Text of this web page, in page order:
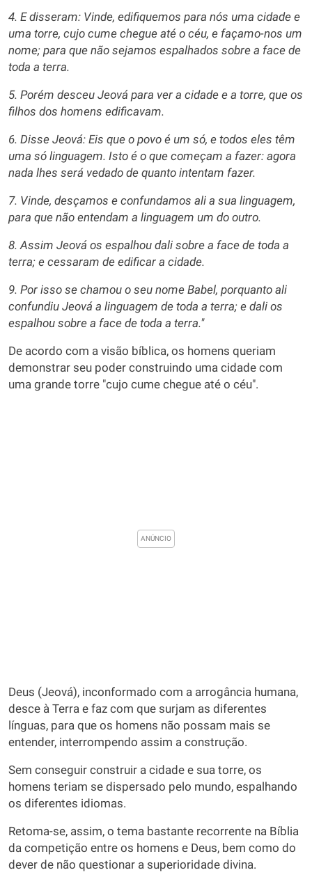
4. E disseram: Vinde, edifiquemos para nós uma cidade e
uma torre, cujo cume chegue até o céu, e façamo-nos um
nome; para que não sejamos espalhados sobre a face de
toda a terra.
5. Porém desceu Jeová para ver a cidade e a torre, que os
filhos dos homens edificavam.
6. Disse Jeová: Eis que o povo é um só, e todos eles têm
uma só linguagem. Isto é o que começam a fazer: agora
nada lhes será vedado de quanto intentam fazer.
7. Vinde, desçamos e confundamos ali a sua linguagem,
para que não entendam a linguagem um do outro.
8. Assim Jeová os espalhou dali sobre a face de toda a
terra; e cessaram de edificar a cidade.
9. Por isso se chamou o seu nome Babel, porquanto ali
confundiu Jeová a linguagem de toda a terra; e dali os
espalhou sobre a face de toda a terra."
De acordo com a visão bíblica, os homens queriam
demonstrar seu poder construindo uma cidade com
uma grande torre "cujo cume chegue até o céu".
Deus (Jeová), inconformado com a arrogância humana,
desce à Terra e faz com que surjam as diferentes
línguas, para que os homens não possam mais se
entender, interrompendo assim a construção.
Sem conseguir construir a cidade e sua torre, os
homens teriam se dispersado pelo mundo, espalhando
os diferentes idiomas.
Retoma-se, assim, o tema bastante recorrente na Bíblia
da competição entre os homens e Deus, bem como do
dever de não questionar a superioridade divina.